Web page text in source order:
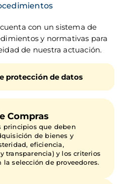
con un sistema de
y normativas para
de nuestra actuación.
protección de datos
Compras
principios que deben
de bienes y
eficiencia,
transparencia) y los criterios
la selección de proveedores.